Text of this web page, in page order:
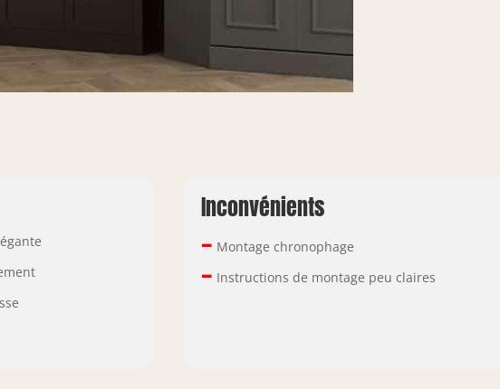
Inconvénients
– Montage chronophage
– Instructions de montage peu claires